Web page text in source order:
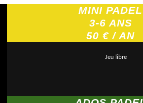
MINI PADEL
3-6 ANS
50 € / AN
Jeu libre